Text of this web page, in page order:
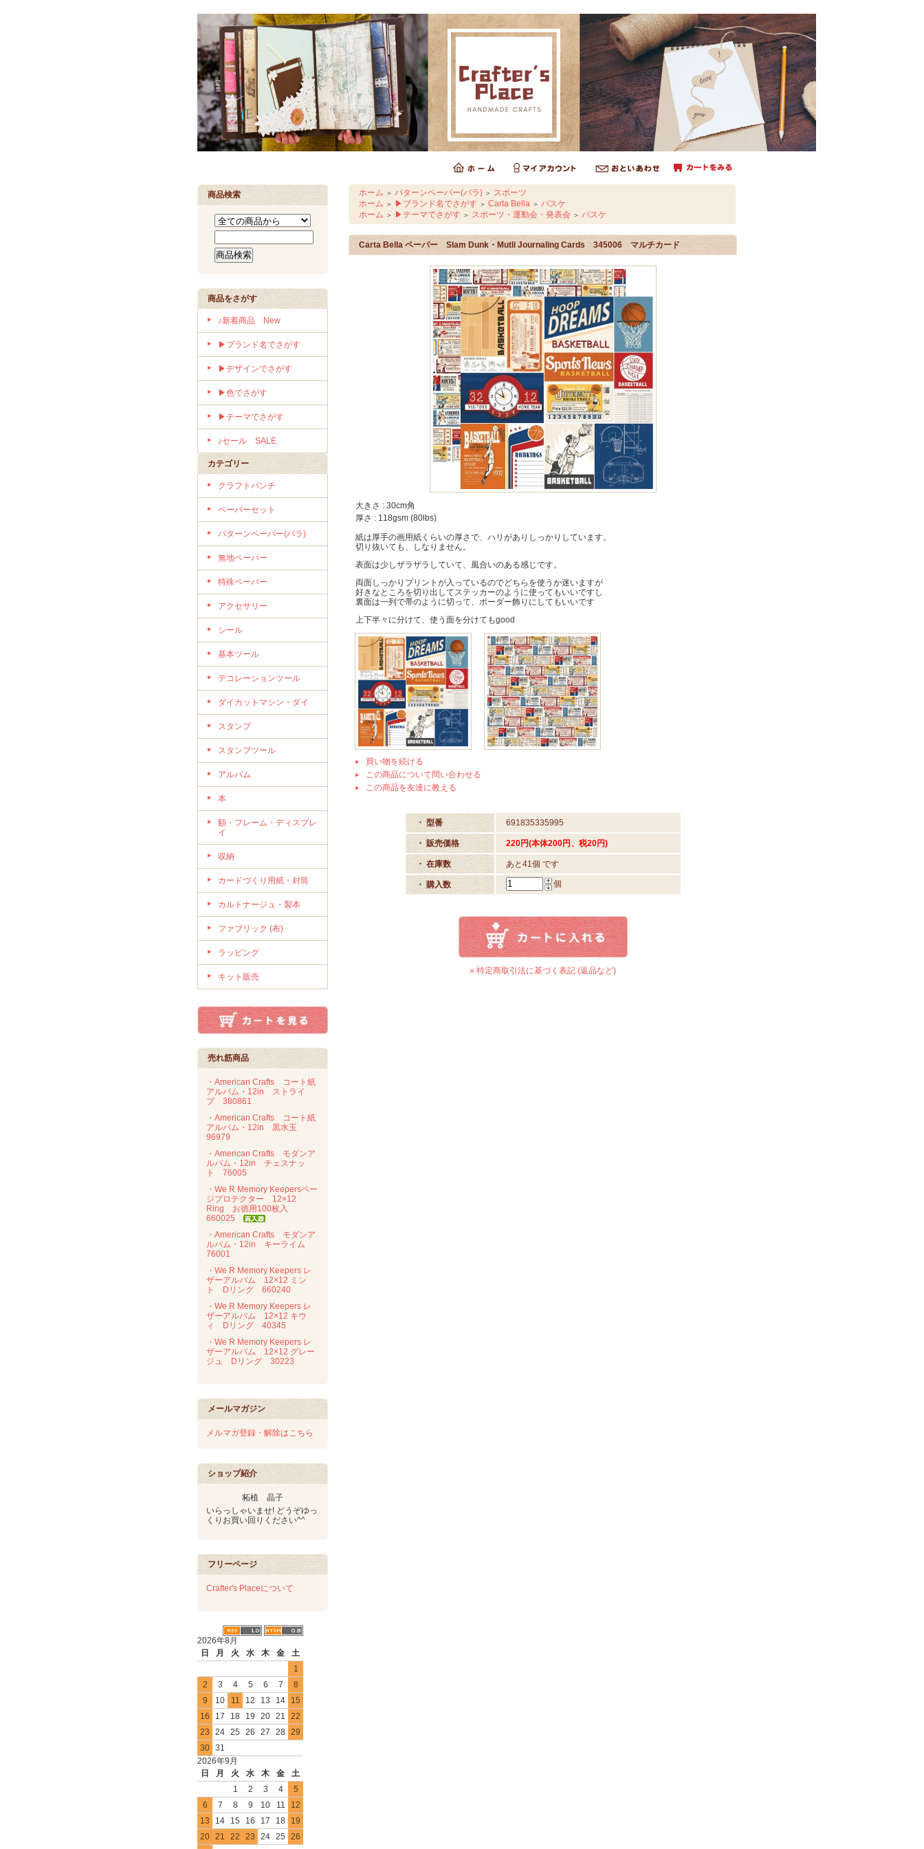
商品検索
商品をさがす
♪新着商品 New
▶ブランド名でさがす
▶デザインでさがす
▶色でさがす
▶テーマでさがす
♪セール SALE
カテゴリー
クラフトパンチ
ペーパーセット
パターンペーパー(バラ)
無地ペーパー
特殊ペーパー
アクセサリー
シール
基本ツール
デコレーションツール
ダイカットマシン・ダイ
スタンプ
スタンプツール
アルバム
本
額・フレーム・ディスプレ
イ
収納
カードづくり用紙・封筒
カルトナージュ・製本
ファブリック (布)
ラッピング
キット販売
売れ筋商品
・American Crafts コート紙
アルバム・12in ストライ
プ 380861
・American Crafts コート紙
アルバム・12in 黒水玉
96979
・American Crafts モダンア
ルバム・12in チェスナッ
ト 76005
・We R Memory Keepersペー
ジプロテクター 12×12
Ring お徳用100枚入
660025
・American Crafts モダンア
ルバム・12in キーライム
76001
・We R Memory Keepers レ
ザーアルバム 12×12 ミン
ト Dリング 660240
・We R Memory Keepers レ
ザーアルバム 12×12 キウ
ィ Dリング 40345
・We R Memory Keepers レ
ザーアルバム 12×12 グレー
ジュ Dリング 30223
メールマガジン
メルマガ登録・解除はこちら
ショップ紹介
柘植 晶子
いらっしゃいませ! どうぞゆっ
くりお買い回りください^^
フリーページ
Crafter's Placeについて
2026年8月
日
月 火 水 木 金
土
1
2
3 4 5 6 7
8
9
10 11 12 13 14
15
16
17 18 19 20 21
22
23
24 25 26 27 28 29
30 31
2026年9月
日
月 火 水 木 金
土
1
2 3 4
5
6
7 8 9 10 11
12
13
14 15 16 17 18
19
20 21 22 23 24 25
26
ホーム ＞ パターンペーパー(バラ) ＞ スポーツ
ホーム ＞ ▶ブランド名でさがす ＞ Carta Bella ＞ バスケ
ホーム ＞ ▶テーマでさがす ＞ スポーツ・運動会・発表会 ＞ バスケ
Carta Bella ペーパー Slam Dunk・Mutli Journaling Cards 345006 マルチカード
大きさ : 30cm角
厚さ : 118gsm (80lbs)
紙は厚手の画用紙くらいの厚さで、ハリがありしっかりしています。
切り抜いても、しなりません。
表面は少しザラザラしていて、風合いのある感じです。
両面しっかりプリントが入っているのでどちらを使うか迷いますが
好きなところを切り出してステッカーのように使ってもいいですし
裏面は一列で帯のように切って、ボーダー飾りにしてもいいです
上下半々に分けて、使う面を分けてもgood
買い物を続ける
この商品について問い合わせる
この商品を友達に教える
・ 型番 691835335995
・ 販売価格 220円(本体200円、税20円)
・ 在庫数 あと41個 です
・ 購入数 個
» 特定商取引法に基づく表記 (返品など)